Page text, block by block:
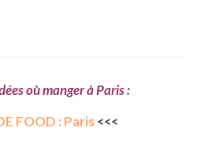
où manger à Paris :
FOOD : Paris<<<